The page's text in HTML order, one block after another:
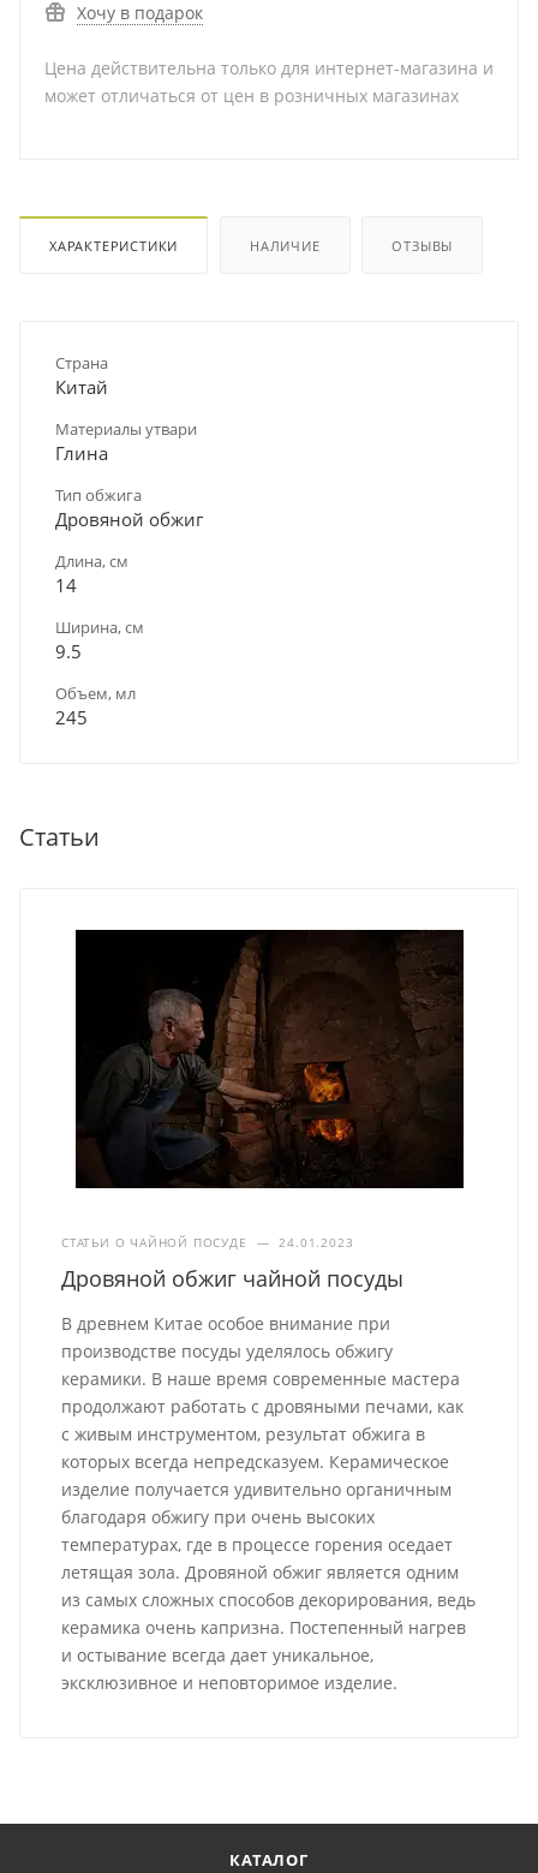
Хочу в подарок
Цена действительна только для интернет-магазина и
может отличаться от цен в розничных магазинах
ХАРАКТЕРИСТИКИ НАЛИЧИЕ ОТЗЫВЫ
Страна
Китай
Материалы утвари
Глина
Тип обжига
Дровяной обжиг
Длина, см
14
Ширина, см
9.5
Объем, мл
245
Статьи
СТАТЬИ О ЧАЙНОЙ ПОСУДЕ — 24.01.2023
Дровяной обжиг чайной посуды
В древнем Китае особое внимание при
производстве посуды уделялось обжигу
керамики. В наше время современные мастера
продолжают работать с дровяными печами, как
с живым инструментом, результат обжига в
которых всегда непредсказуем. Керамическое
изделие получается удивительно органичным
благодаря обжигу при очень высоких
температурах, где в процессе горения оседает
летящая зола. Дровяной обжиг является одним
из самых сложных способов декорирования, ведь
керамика очень капризна. Постепенный нагрев
и остывание всегда дает уникальное,
эксклюзивное и неповторимое изделие.
КАТАЛОГ